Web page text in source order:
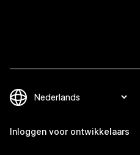
Inloggen voor ontwikkelaars